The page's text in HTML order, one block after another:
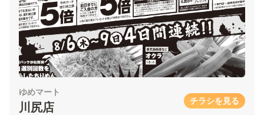
ゆめマート
川尻店 チラシを見る